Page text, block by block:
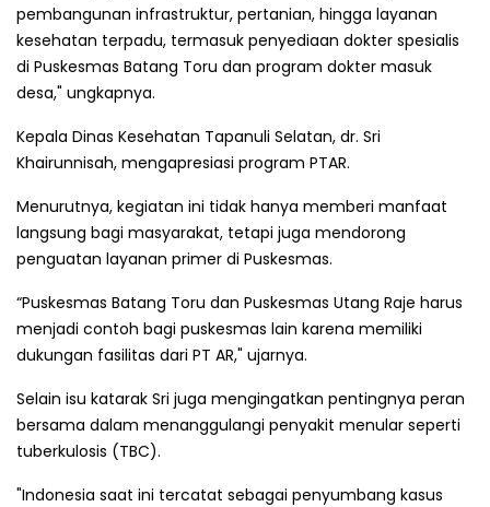
pembangunan infrastruktur, pertanian, hingga layanan
kesehatan terpadu, termasuk penyediaan dokter spesialis
di Puskesmas Batang Toru dan program dokter masuk
desa," ungkapnya.
Kepala Dinas Kesehatan Tapanuli Selatan, dr. Sri
Khairunnisah, mengapresiasi program PTAR.
Menurutnya, kegiatan ini tidak hanya memberi manfaat
langsung bagi masyarakat, tetapi juga mendorong
penguatan layanan primer di Puskesmas.
“Puskesmas Batang Toru dan Puskesmas Utang Raje harus
menjadi contoh bagi puskesmas lain karena memiliki
dukungan fasilitas dari PT AR," ujarnya.
Selain isu katarak Sri juga mengingatkan pentingnya peran
bersama dalam menanggulangi penyakit menular seperti
tuberkulosis (TBC).
"Indonesia saat ini tercatat sebagai penyumbang kasus